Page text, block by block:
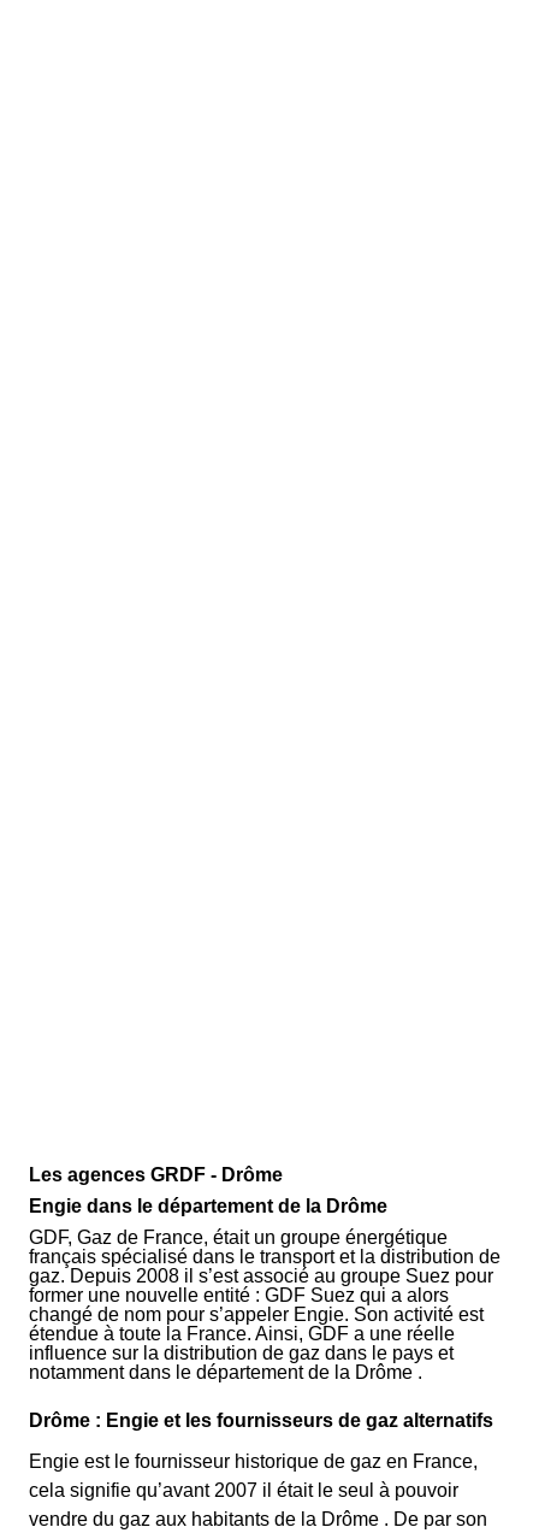
Les agences GRDF - Drôme
Engie dans le département de la Drôme
GDF, Gaz de France, était un groupe énergétique
français spécialisé dans le transport et la distribution de
gaz. Depuis 2008 il s’est associé au groupe Suez pour
former une nouvelle entité : GDF Suez qui a alors
changé de nom pour s’appeler Engie. Son activité est
étendue à toute la France. Ainsi, GDF a une réelle
influence sur la distribution de gaz dans le pays et
notamment dans le département de la Drôme .
Drôme : Engie et les fournisseurs de gaz alternatifs
Engie est le fournisseur historique de gaz en France,
cela signifie qu’avant 2007 il était le seul à pouvoir
vendre du gaz aux habitants de la Drôme . De par son